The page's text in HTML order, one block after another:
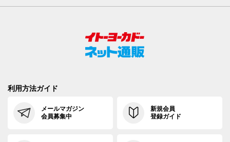
利用方法ガイド
メールマガジン
会員募集中
新規会員
登録ガイド